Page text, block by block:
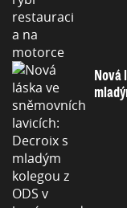
Nová